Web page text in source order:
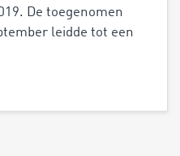
De toegenomen
leidde tot een